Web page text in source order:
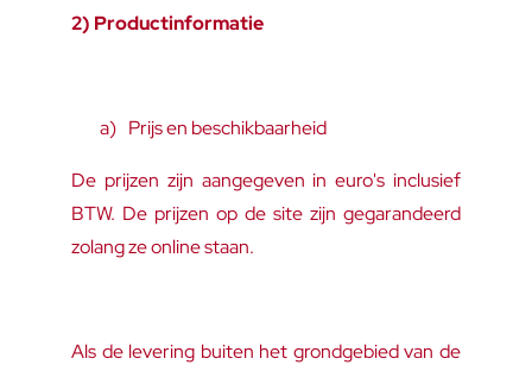
2) Productinformatie
a) Prijs en beschikbaarheid
De prijzen zijn aangegeven in euro's inclusief
BTW. De prijzen op de site zijn gegarandeerd
zolang ze online staan.
Als de levering buiten het grondgebied van de